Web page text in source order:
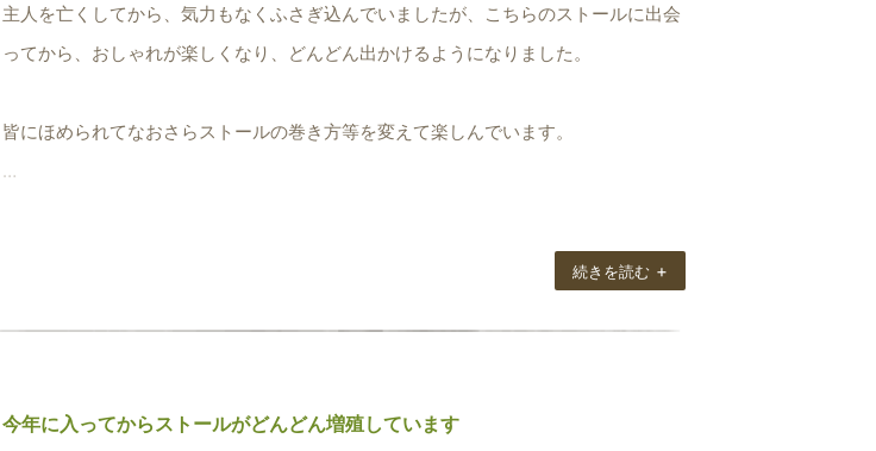
主人を亡くしてから、気力もなくふさぎ込んでいましたが、こちらのストールに出会
ってから、おしゃれが楽しくなり、どんどん出かけるようになりました。
皆にほめられてなおさらストールの巻き方等を変えて楽しんでいます。
お二人の信念と誠実さ、コンセプト等信頼でき、安心して購入しております。
続きを読む +
今年に入ってからストールがどんどん増殖しています